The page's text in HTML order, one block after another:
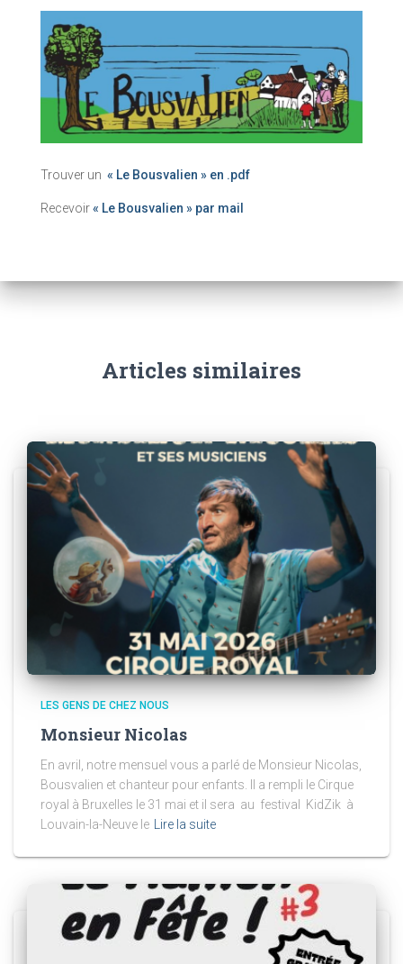
Trouver un « Le Bousvalien » en .pdf
Recevoir« Le Bousvalien » par mail
Articles similaires
LES GENS DE CHEZ NOUS
Monsieur Nicolas
En avril, notre mensuel vous a parlé de Monsieur Nicolas,
Bousvalien et chanteur pour enfants. Il a rempli le Cirque
royal à Bruxelles le 31 mai et il sera au festival KidZik à
Louvain-la-Neuve le
Lire la suite